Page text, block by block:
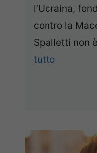
l’Ucraina,
contro la
Spalletti non
tutto